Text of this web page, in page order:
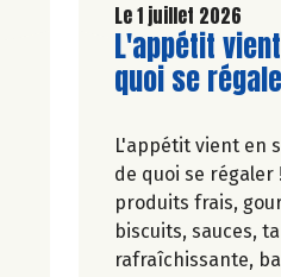
Le 1 juillet 2026
Lire la suite
L'appétit
quoi se
L'appétit vient en
de quoi se régaler
produits frais,
biscuits, sauces,
rafraîchissante,